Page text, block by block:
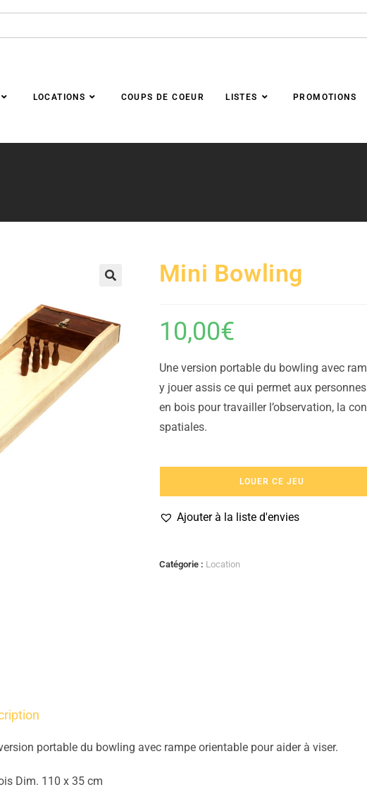
LOCATIONS COUPS DE COEUR LISTES PROMOTIONS
Mini Bowling
10,00€
Une version portable du bowling avec
y jouer assis ce qui permet aux
en bois pour travailler l’observation, la
spatiales.
LOUER CE JEU
Ajouter à la liste d'envies
Catégorie : Location
portable du bowling avec rampe orientable pour aider à viser.
Dim. 110 x 35 cm